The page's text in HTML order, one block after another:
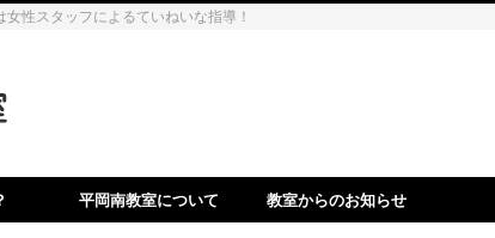
性スタッフによるていねいな指導！
平岡南教室について 教室からのお知らせ